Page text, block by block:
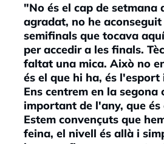
"No és el cap de setmana
agradat, no he
semifinals que tocava
per accedir a les finals.
faltat una mica. Això no
és el que hi ha, és l'esport
Ens centrem en la segona
important de l'any, que és
Estem convençuts que
feina, el nivell és allà i